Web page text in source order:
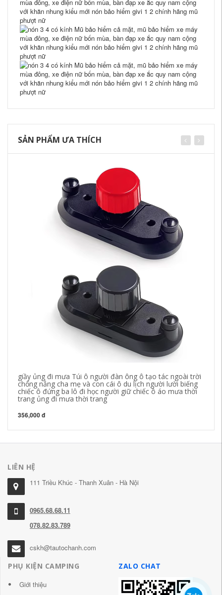
SẢN PHẨM ƯA THÍCH
giầy ủng đi mưa Túi ô người đàn ông ô tạo tác ngoài trời
chống nắng cha mẹ và con cái ô du lịch người lười biếng
chiếc ô đứng ba lô đi học người giữ chiếc ô áo mưa thời
trang ủng đi mưa thời trang
356,000 đ
LIÊN HỆ
111 Triều Khúc - Thanh Xuân - Hà Nội
0965.68.68.11
078.82.83.789
cskh@tautochanh.com
PHỤ KIỆN CAMPING
Giới thiệu
ZALO CHAT